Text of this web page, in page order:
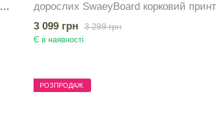
дорослих SwaeyBoard корковий принт
Cats з захистом пальців до 100 кг
3 299 грн
3 099 грн
Є в наявності
РОЗПРОДАЖ